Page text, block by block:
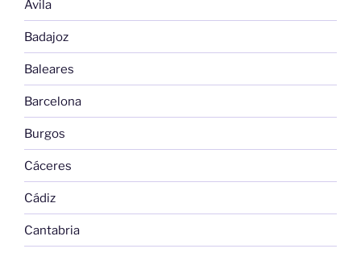
Avila
Badajoz
Baleares
Barcelona
Burgos
Cáceres
Cádiz
Cantabria